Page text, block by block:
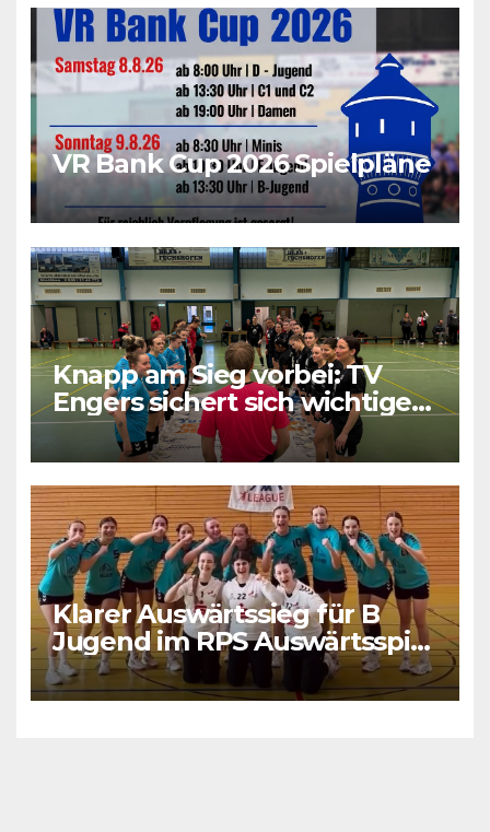
VR Bank Cup 2026 Spielpläne
Knapp am Sieg vorbei: TV
Engers sichert sich wichtigen
Punkt
Klarer Auswärtssieg für B
Jugend im RPS Auswärtsspiel
in Luxenburg